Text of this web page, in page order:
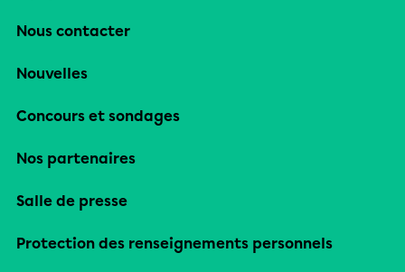
Nous contacter
Nouvelles
Concours et sondages
Nos partenaires
Salle de presse
Protection des renseignements personnels